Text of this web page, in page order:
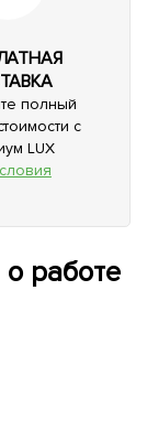
полный
с
LUX
работе